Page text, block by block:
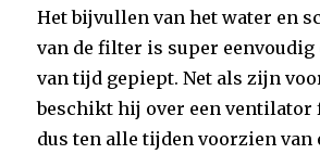
Het bijvullen van het water en
van de filter is super eenvoudig
van tijd gepiept. Net als zijn
beschikt hij over een ventilator
dus ten alle tijden voorzien van